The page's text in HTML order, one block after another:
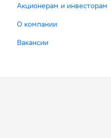
Акционерам и инвесторам
О компании
Вакансии